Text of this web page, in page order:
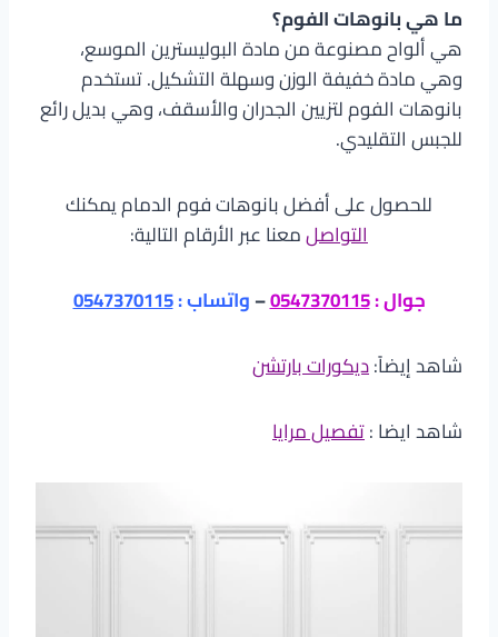
ما هي بانوهات الفوم؟
هي ألواح مصنوعة من مادة البوليسترين الموسع،
وهي مادة خفيفة الوزن وسهلة التشكيل. تستخدم
بانوهات الفوم لتزيين الجدران والأسقف، وهي بديل رائع
للجبس التقليدي.
للحصول على أفضل بانوهات فوم الدمام يمكنك
التواصلمعنا عبر الأرقام التالية:
جوال :0547370115
–واتساب :0547370115
شاهد إيضاً:ديكورات بارتشن
شاهد ايضا :تفصيل مرايا